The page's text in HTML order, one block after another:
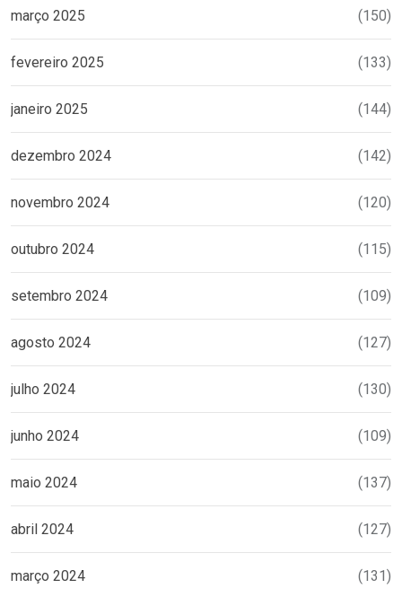
março 2025 (150)
fevereiro 2025 (133)
janeiro 2025 (144)
dezembro 2024 (142)
novembro 2024 (120)
outubro 2024 (115)
setembro 2024 (109)
agosto 2024 (127)
julho 2024 (130)
junho 2024 (109)
maio 2024 (137)
abril 2024 (127)
março 2024 (131)